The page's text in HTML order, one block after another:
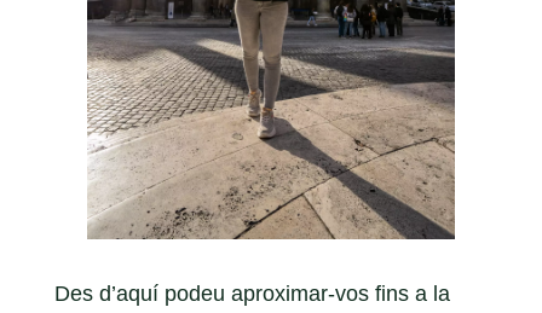
Des d’aquí podeu aproximar-vos fins a la